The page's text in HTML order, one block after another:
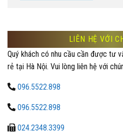
LIÊN HỆ VỚI
Quý khách có nhu cầu cần được tư
rẻ tại Hà Nội. Vui lòng liên hệ với
096.5522.898
096.5522.898
024.2348.3399